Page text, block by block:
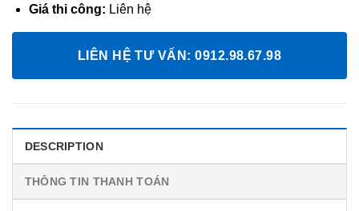
Giá thi công: Liên hệ
LIÊN HỆ TƯ VẤN: 0912.98.67.98
DESCRIPTION
THÔNG TIN THANH TOÁN